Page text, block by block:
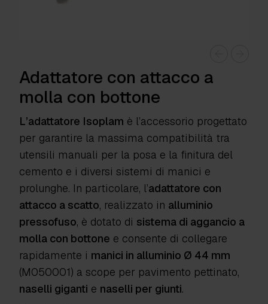
Adattatore con attacco a
molla con bottone
L’adattatore Isoplam è l’accessorio progettato
per garantire la massima compatibilità tra
utensili manuali per la posa e la finitura del
cemento e i diversi sistemi di manici e
prolunghe. In particolare, l’adattatore con
attacco a scatto, realizzato in alluminio
pressofuso, è dotato di sistema di aggancio a
molla con bottone e consente di collegare
rapidamente i manici in alluminio Ø 44 mm
(M050001) a scope per pavimento pettinato,
naselli giganti e naselli per giunti.